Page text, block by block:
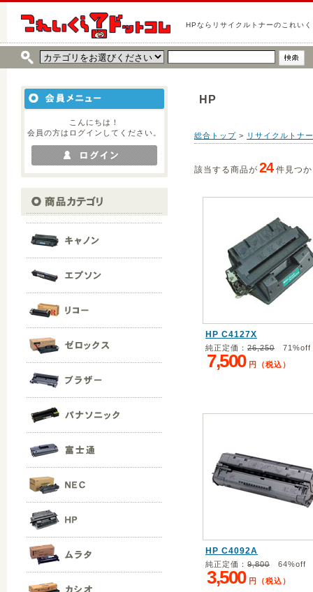
HPならリサイクルトナーのこれい
こんにちは！
会員の方はログインしてください。
HP
総合トップ > リサイクルトナ
該当する商品が 24 件見つ
HP C4127X
純正定価： 26,250 71%off
7,500 円（税込）
HP C4092A
純正定価： 9,800 64%off
3,500 円（税込）